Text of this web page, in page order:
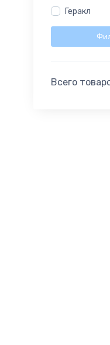
Геракл
Всего